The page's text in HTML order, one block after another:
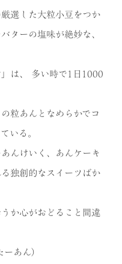
選した大粒小豆をつか
ターの塩味が絶妙な、
は、 多い時で1日1000
粒あんとなめらかでコ
いる。
んけいく、あんケーキ
独創的なスイーツばか
か心がおどること間違
あん）